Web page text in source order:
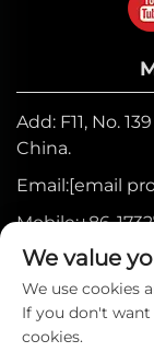
Add: F11, No.
China.
Email:[email
Mobile:+86-
Telepono:+86-
We value
We use cookies
If you don't want
cookies.